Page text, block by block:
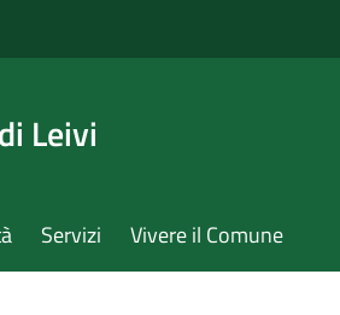
Leivi
Servizi Vivere il Comune